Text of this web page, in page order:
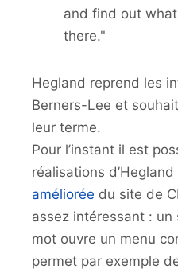
and find out
there."
Hegland reprend les
Berners-Lee et
leur terme.
Pour l’instant il est
réalisations
améliorée du site de
assez intéressant : un
mot ouvre un menu
permet par exemple